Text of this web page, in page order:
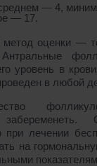
― 4,
― 17.
метод оценки ―
уровень в
в любой
забеременеть.
при лечении
на